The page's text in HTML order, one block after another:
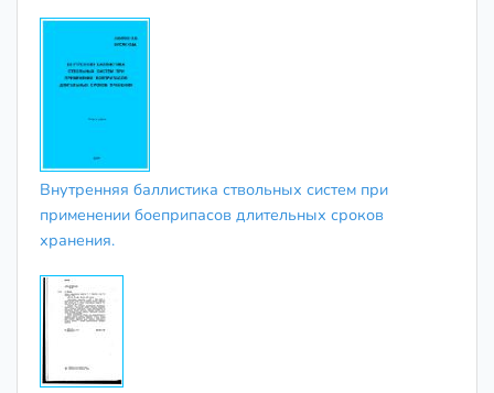
Внутренняя баллистика ствольных систем при
применении боеприпасов длительных сроков
хранения.